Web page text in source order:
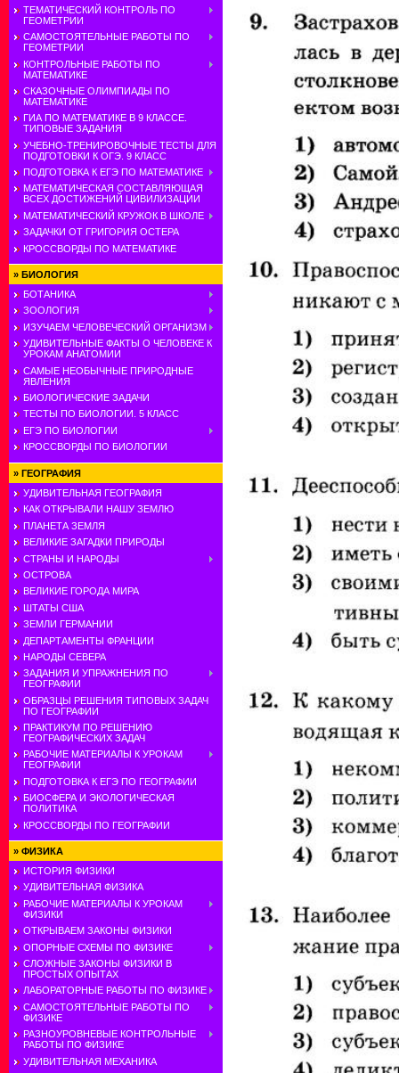
ТЕМАТИЧЕСКИЙ КОНТРОЛЬ ПО
ГЕОМЕТРИИ
САМОСТОЯТЕЛЬНЫЕ РАБОТЫ ПО
ГЕОМЕТРИИ
КОНТРОЛЬНЫЕ РАБОТЫ ПО
МАТЕМАТИКЕ
СКАЗОЧНЫЕ ОЛИМПИАДЫ ПО
МАТЕМАТИКЕ
ГИА ПО МАТЕМАТИКЕ В 9 КЛАССЕ.
ТИПОВЫЕ ЗАДАНИЯ
УЧЕБНО-ТРЕНИРОВОЧНЫЕ ТЕСТЫ ДЛЯ
ПОДГОТОВКИ К ОГЭ. 9 КЛАСС
ПОДГОТОВКА К ЕГЭ ПО МАТЕМАТИКЕ
МАТЕМАТИЧЕСКАЯ СОСТАВЛЯЮЩАЯ
ВСЕХ ДОСТИЖЕНИЙ ЦИВИЛИЗАЦИИ
МАТЕМАТИЧЕСКИЙ КРУЖОК В ШКОЛЕ
ЗАДАЧКИ ОТ ГРИГОРИЯ ОСТЕРА
КРОССВОРДЫ ПО МАТЕМАТИКЕ
» БИОЛОГИЯ
БОТАНИКА
ЗООЛОГИЯ
ИЗУЧАЕМ ЧЕЛОВЕЧЕСКИЙ ОРГАНИЗМ
УДИВИТЕЛЬНЫЕ ФАКТЫ О ЧЕЛОВЕКЕ К
УРОКАМ АНАТОМИИ
САМЫЕ НЕОБЫЧНЫЕ ПРИРОДНЫЕ
ЯВЛЕНИЯ
БИОЛОГИЧЕСКИЕ ЗАДАЧИ
ТЕСТЫ ПО БИОЛОГИИ. 5 КЛАСС
ЕГЭ ПО БИОЛОГИИ
КРОССВОРДЫ ПО БИОЛОГИИ
» ГЕОГРАФИЯ
УДИВИТЕЛЬНАЯ ГЕОГРАФИЯ
КАК ОТКРЫВАЛИ НАШУ ЗЕМЛЮ
ПЛАНЕТА ЗЕМЛЯ
ВЕЛИКИЕ ЗАГАДКИ ПРИРОДЫ
СТРАНЫ И НАРОДЫ
ОСТРОВА
ВЕЛИКИЕ ГОРОДА МИРА
ШТАТЫ США
ЗЕМЛИ ГЕРМАНИИ
ДЕПАРТАМЕНТЫ ФРАНЦИИ
НАРОДЫ СЕВЕРА
ЗАДАНИЯ И УПРАЖНЕНИЯ ПО
ГЕОГРАФИИ
ОБРАЗЦЫ РЕШЕНИЯ ТИПОВЫХ ЗАДАЧ
ПО ГЕОГРАФИИ
ПРАКТИКУМ ПО РЕШЕНИЮ
ГЕОГРАФИЧЕСКИХ ЗАДАЧ
РАБОЧИЕ МАТЕРИАЛЫ К УРОКАМ
ГЕОГРАФИИ
ПОДГОТОВКА К ЕГЭ ПО ГЕОГРАФИИ
БИОСФЕРА И ЭКОЛОГИЧЕСКАЯ
ПОЛИТИКА
КРОССВОРДЫ ПО ГЕОГРАФИИ
» ФИЗИКА
ИСТОРИЯ ФИЗИКИ
УДИВИТЕЛЬНАЯ ФИЗИКА
РАБОЧИЕ МАТЕРИАЛЫ К УРОКАМ
ФИЗИКИ
ОТКРЫВАЕМ ЗАКОНЫ ФИЗИКИ
ОПОРНЫЕ СХЕМЫ ПО ФИЗИКЕ
СЛОЖНЫЕ ЗАКОНЫ ФИЗИКИ В
ПРОСТЫХ ОПЫТАХ
ЛАБОРАТОРНЫЕ РАБОТЫ ПО ФИЗИКЕ
САМОСТОЯТЕЛЬНЫЕ РАБОТЫ ПО
ФИЗИКЕ
РАЗНОУРОВНЕВЫЕ КОНТРОЛЬНЫЕ
РАБОТЫ ПО ФИЗИКЕ
УДИВИТЕЛЬНАЯ МЕХАНИКА